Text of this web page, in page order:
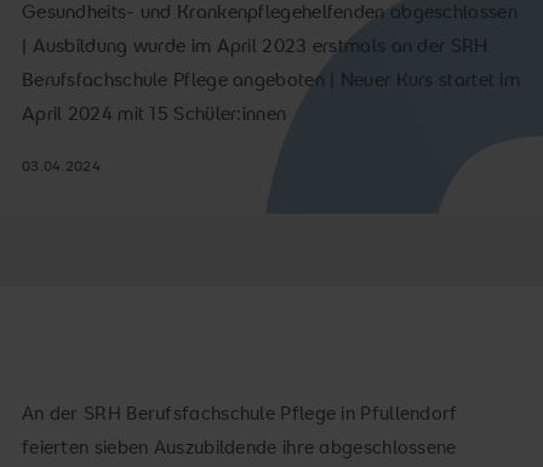
Gesundheits- und Krankenpflegehelfenden abgeschlossen
| Ausbildung wurde im April 2023 erstmals an der SRH
Berufsfachschule Pflege angeboten | Neuer Kurs startet im
April 2024 mit 15 Schüler:innen
03.04.2024
An der SRH Berufsfachschule Pflege in Pfullendorf
feierten sieben Auszubildende ihre abgeschlossene